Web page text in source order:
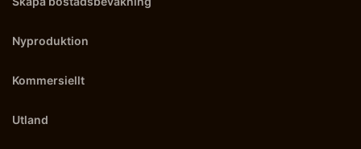
Nyproduktion
Kommersiellt
Utland